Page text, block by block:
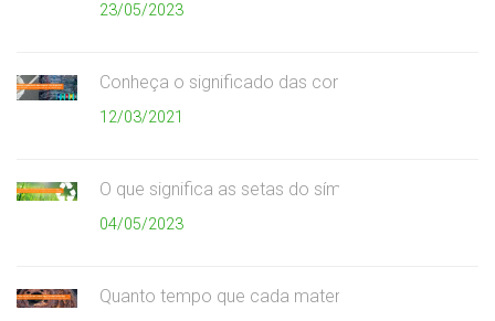
23/05/2023
Conheça o significado das cores da coleta
12/03/2021
O que significa as setas do símbolo da reciclagem
04/05/2023
Quanto tempo que cada material demora para se